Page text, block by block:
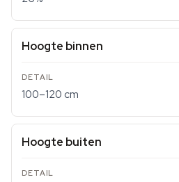
Hoogte binnen
100–120 cm
Hoogte buiten